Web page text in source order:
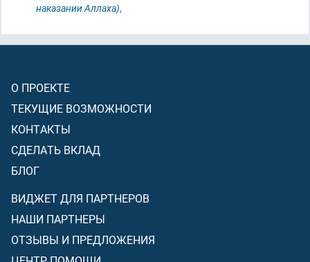
наказании Аллаха),
О ПРОЕКТЕ
ТЕКУЩИЕ ВОЗМОЖНОСТИ
КОНТАКТЫ
СДЕЛАТЬ ВКЛАД
БЛОГ
ВИДЖЕТ ДЛЯ ПАРТНЕРОВ
НАШИ ПАРТНЕРЫ
ОТЗЫВЫ И ПРЕДЛОЖЕНИЯ